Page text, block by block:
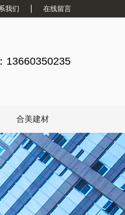
我们 在线留言
13660350235
合美建材